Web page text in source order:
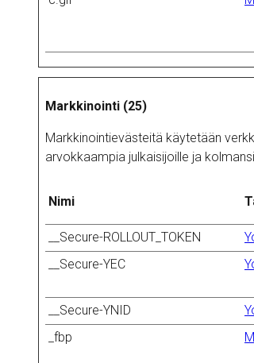
Markkinointi (25)
Markkinointievästeitä käytetään
arvokkaampia julkaisijoille ja
Nimi
__Secure-ROLLOUT_TOKEN
__Secure-YEC
__Secure-YNID
_fbp